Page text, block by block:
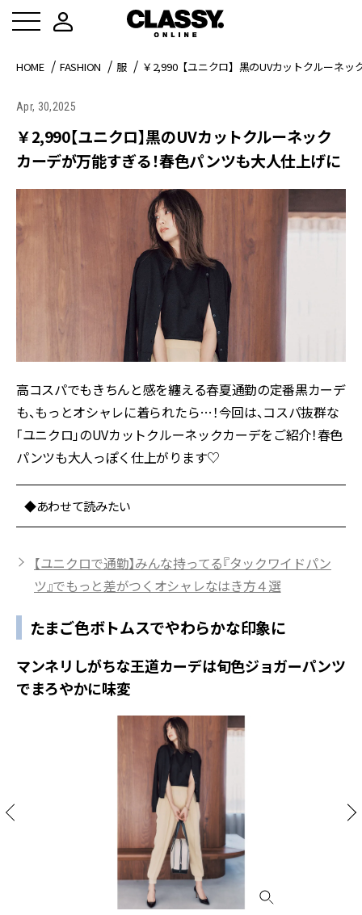
HOME FASHION 服 ￥2,990【ユニクロ】黒のUVカットクルーネ
Apr, 30,2025
￥2,990【ユニクロ】黒のUVカットクルーネック
カーデが万能すぎる！春色パンツも大人仕上げに
高コスパでもきちんと感を纏える春夏通勤の定番黒カーデ
も、もっとオシャレに着られたら…！今回は、コスパ抜群な
「ユニクロ」のUVカットクルーネックカーデをご紹介！春色
パンツも大人っぽく仕上がります♡
◆あわせて読みたい
【ユニクロで通勤】みんな持ってる『タックワイドパン
ツ』でもっと差がつくオシャレなはき方４選
たまご色ボトムスでやわらかな印象に
マンネリしがちな王道カーデは旬色ジョガーパンツ
でまろやかに味変